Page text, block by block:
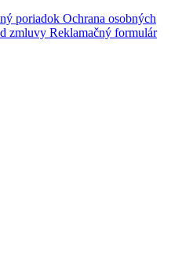
poriadok Ochrana osobných
zmluvy Reklamačný formulár